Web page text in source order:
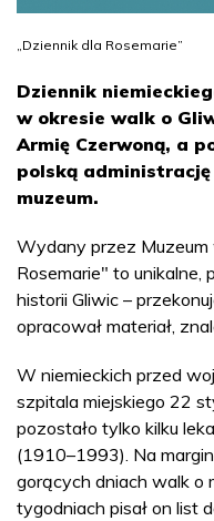
„Dziennik dla Rosemarie”
Dziennik
w okresie walk o
Armię Czerwoną, a
polską administrację
muzeum.
Wydany przez Muzeum
Rosemarie" to unikalne,
historii Gliwic –
opracował materiał,
W niemieckich przed
szpitala miejskiego 22
pozostało tylko kilku
(1910–1993). Na
gorących dniach walk o
tygodniach pisał on list